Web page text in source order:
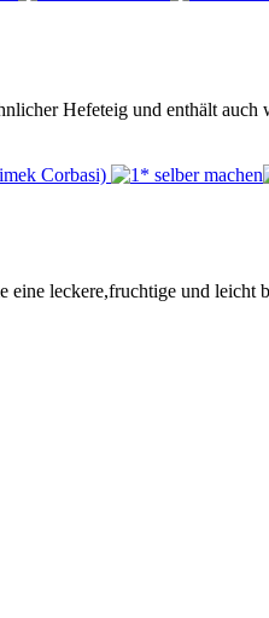
Hefeteig und enthält
leckere,fruchtige und